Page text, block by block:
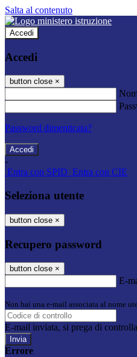
Salta al contenuto
Accedi
Accedi
button close ×
Password dimenticata?
-
Entra con SPID Entra con CIE
Seleziona utente
button close ×
Recupero password
button close ×
E-
Non hai una e-mail associata al nome
E-mail inviata, si prega di
Errore